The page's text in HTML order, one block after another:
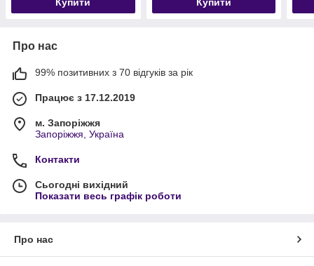
Купити Купити
Про нас
99% позитивних з 70 відгуків за рік
Працює з 17.12.2019
м. Запоріжжя
Запоріжжя, Україна
Контакти
Сьогодні вихідний
Показати весь графік роботи
Про нас